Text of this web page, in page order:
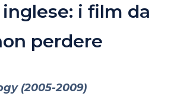
inglese: i film da
perdere
(2005-2009)